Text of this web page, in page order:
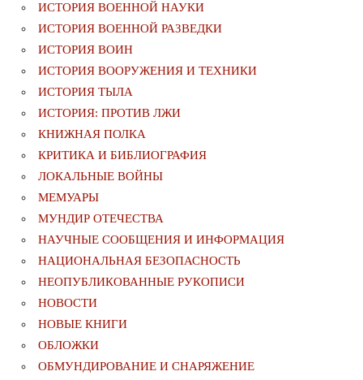
ИСТОРИЯ ВОЕННОЙ НАУКИ
ИСТОРИЯ ВОЕННОЙ РАЗВЕДКИ
ИСТОРИЯ ВОИН
ИСТОРИЯ ВООРУЖЕНИЯ И ТЕХНИКИ
ИСТОРИЯ ТЫЛА
ИСТОРИЯ: ПРОТИВ ЛЖИ
КНИЖНАЯ ПОЛКА
КРИТИКА И БИБЛИОГРАФИЯ
ЛОКАЛЬНЫЕ ВОЙНЫ
МЕМУАРЫ
МУНДИР ОТЕЧЕСТВА
НАУЧНЫЕ СООБЩЕНИЯ И ИНФОРМАЦИЯ
НАЦИОНАЛЬНАЯ БЕЗОПАСНОСТЬ
НЕОПУБЛИКОВАННЫЕ РУКОПИСИ
НОВОСТИ
НОВЫЕ КНИГИ
ОБЛОЖКИ
ОБМУНДИРОВАНИЕ И СНАРЯЖЕНИЕ